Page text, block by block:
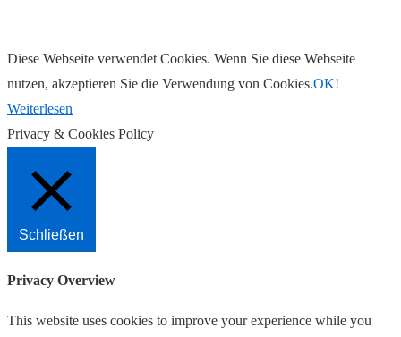
Diese Webseite verwendet Cookies. Wenn Sie diese Webseite
nutzen, akzeptieren Sie die Verwendung von Cookies.OK!
Weiterlesen
Privacy & Cookies Policy
Schließen
Privacy Overview
This website uses cookies to improve your experience while you